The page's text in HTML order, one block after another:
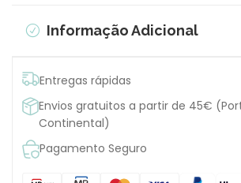
Informação Adicional
Entregas rápidas
Envios gratuitos a partir de 45€
Continental)
Pagamento Seguro